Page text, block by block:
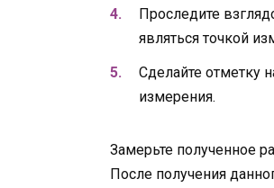
Проследите
являться точкой
Сделайте отметку
измерения.
Замерьте полученное
После получения